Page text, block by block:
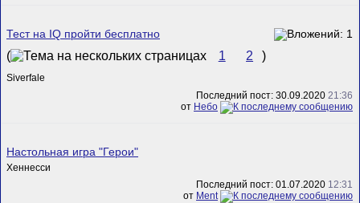
Тест на IQ пройти бесплатно
( 1 2 )
Siverfale
Последний пост: 30.09.2020 21:36
от Небо
Настольная игра "Герои"
Хеннесси
Последний пост: 01.07.2020 12:31
от Ment